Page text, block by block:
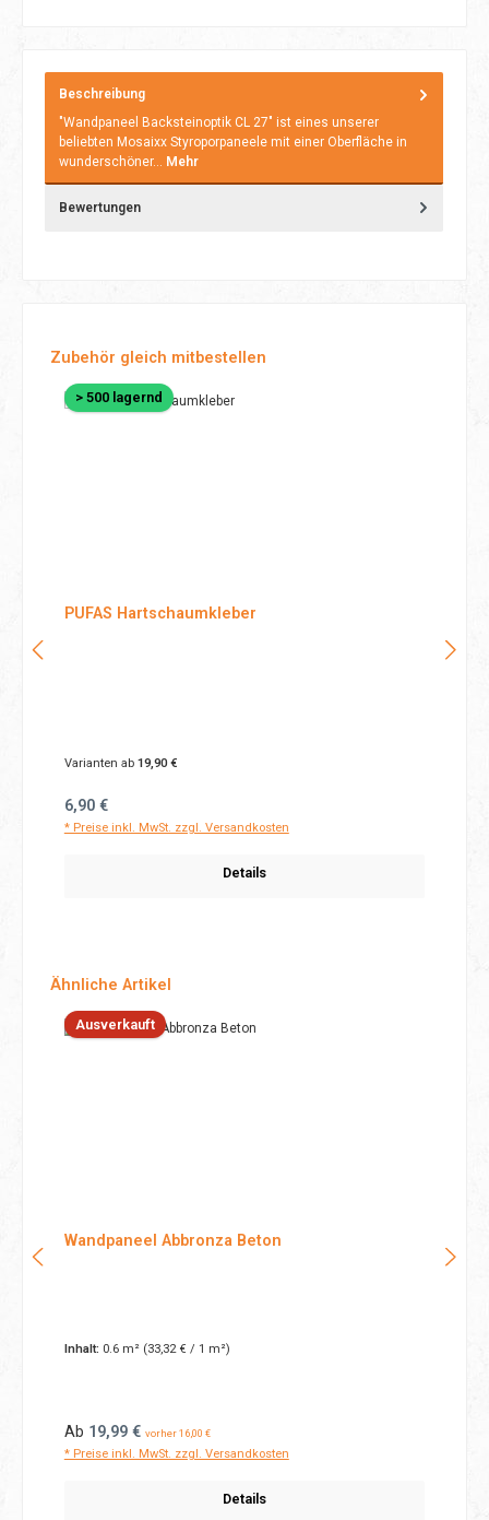
Beschreibung
"Wandpaneel Backsteinoptik CL 27" ist eines unserer
beliebten Mosaixx Styroporpaneele mit einer Oberfläche in
wunderschöner… Mehr
Bewertungen
Produktgalerie überspringen
Zubehör gleich mitbestellen
> 500 lagernd
PUFAS Hartschaumkleber
Varianten ab19,90 €
Regulärer Preis:
6,90 €
* Preise inkl. MwSt. zzgl. Versandkosten
Details
Produktgalerie überspringen
Ähnliche Artikel
Ausverkauft
Wandpaneel Abbronza Beton
Inhalt: 0.6 m² (33,32 € / 1 m²)
Regulärer Preis:
Ab 19,99 € vorher 16,00 €
* Preise inkl. MwSt. zzgl. Versandkosten
Details